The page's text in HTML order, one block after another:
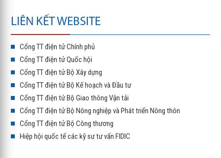
LIÊN KẾT WEBSITE
Cổng TT điện tử Chính phủ
Cổng TT điện tử Quốc hội
Cổng TT điện tử Bộ Xây dựng
Cổng TT điện tử Bộ Kế hoạch và Đầu tư
Cổng TT điện tử Bộ Giao thông Vận tải
Cổng TT điện tử Bộ Nông nghiệp và Phát triển Nông thôn
Cổng TT điện tử Bộ Công thương
Hiệp hội quốc tế các kỹ sư tư vấn FIDIC